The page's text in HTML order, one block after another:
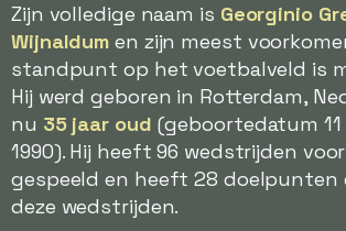
Zijn volledige naam is Georginio
Wijnaldum en zijn meest
standpunt op het voetbalveld is
Hij werd geboren in Rotterdam,
nu 35 jaar oud (geboortedatum
1990). Hij heeft 96 wedstrijden
gespeeld en heeft 28 doelpunten
deze wedstrijden.